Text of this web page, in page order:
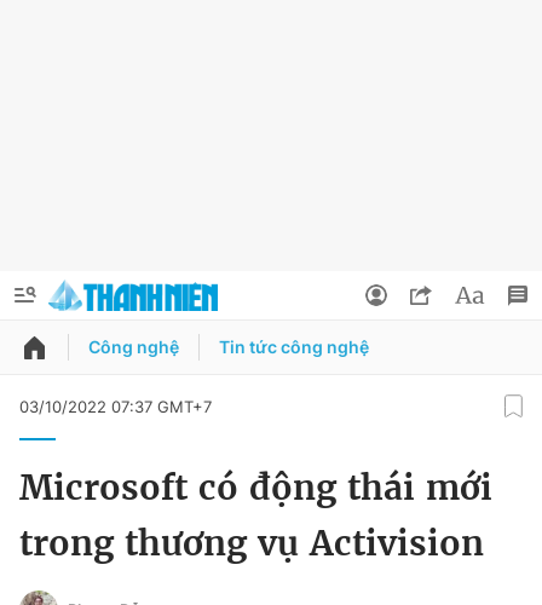
QUẢNG CÁO ĐẶT BÁO
Đổi mật khẩu
Tin đã lưu
Công nghệ Tin tức công nghệ
03/10/2022 07:37 GMT+7
Microsoft có động thái mới
trong thương vụ Activision